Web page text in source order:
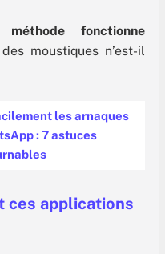
fonctionne
moustiques n’est-il
les arnaques
: 7 astuces
ces applications